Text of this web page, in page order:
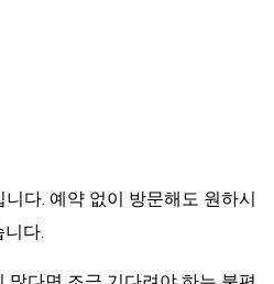
다. 예약 없이 방문해도 원하시
다.